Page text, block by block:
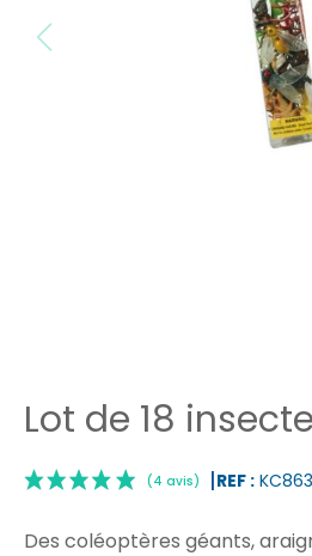
Lot de 18
REF : KC863
Des coléoptères géants,